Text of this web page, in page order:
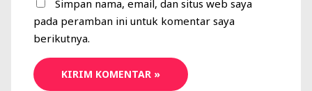
Simpan nama, email, dan situs web saya
pada peramban ini untuk komentar saya
berikutnya.